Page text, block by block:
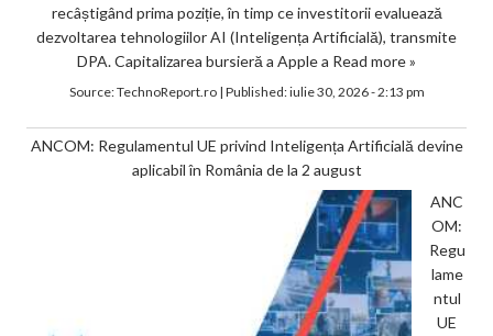
recâștigând prima poziție, în timp ce investitorii evaluează
dezvoltarea tehnologiilor AI (Inteligența Artificială), transmite
DPA. Capitalizarea bursieră a Apple a Read more »
Source:TechnoReport.ro| Published:iulie 30, 2026 - 2:13 pm
ANCOM: Regulamentul UE privind Inteligența Artificială devine
aplicabil în România de la 2 august
ANC
OM:
Regu
lame
ntul
UE